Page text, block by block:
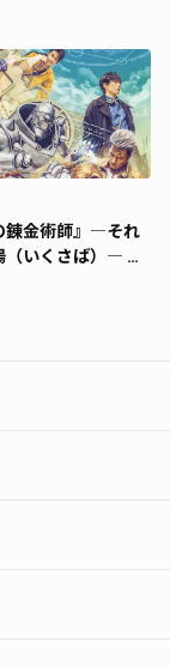
錬金術師』―それ
（いくさば）― 寿